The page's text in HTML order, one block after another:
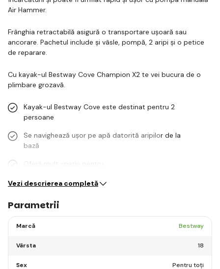
Air Hammer.
Frânghia retractabilă asigură o transportare ușoară sau
ancorare. Pachetul include și vâsle, pompă, 2 aripi și o petice
de reparare.
Cu kayak-ul Bestway Cove Champion X2 te vei bucura de o
plimbare grozavă.
Kayak-ul Bestway Cove este destinat pentru 2
persoane
Se navighează ușor pe apă datorită aripilor de la
bază
Oferă mult spațiu pentru…
Vezi descrierea completă
Parametrii
Marcă Bestway
Vârsta 18
Sex Pentru toți